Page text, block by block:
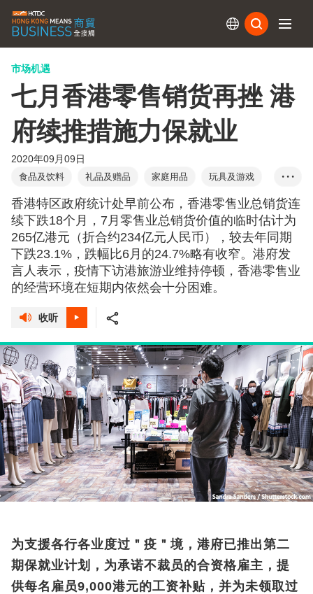
市场机遇
七月香港零售销货再挫 港
府续推措施力保就业
2020年09月09日
食品及饮料 礼品及赠品 家庭用品
玩具及游戏
珠宝
成衣、纺织及配件 旅游
• • •
香港特区政府统计处早前公布，香港零售业总销货连
续下跌18个月，7月零售业总销货价值的临时估计为
265亿港元（折合约234亿元人民币），较去年同期
下跌23.1%，跌幅比6月的24.7%略有收窄。港府发
言人表示，疫情下访港旅游业维持停顿，香港零售业
的经营环境在短期内依然会十分困难。
收听
为支援各行各业度过＂疫＂境，港府已推出第二
期保就业计划，为承诺不裁员的合资格雇主，提
供每名雇员9,000港元的工资补贴，并为未领取过